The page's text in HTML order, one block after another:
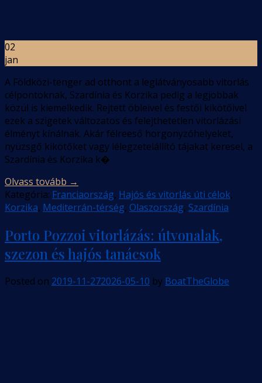
02
jan
A Földközi-tenger ad otthont a leglátványosabb vitorlás
célpontoknak, Szardínia és Korzika pedig a legjobbak
közül is kiemelkedik. Rejtett öbleivel és festői kikötőivel
ezek a szigetek változatos és felejthetetlen vitorlázási
élményt kínálnak. Akár félreeső horgonyzóhelyeket,
nyüzsgő kikötőket vagy lélegzetelállító tájakat keresel, a
Szardínia és Korzika k�
Olvass tovább →
Kategória: Franciaország, Hajós és vitorlás úti célok,
Korzika, Mediterrán-térség, Olaszország, Szardínia
Porto Pozzoi vitorlázás: útvonalak,
szezon és hajós tanácsok
Posted on 2019-11-272026-05-10 by BoatTheGlobe